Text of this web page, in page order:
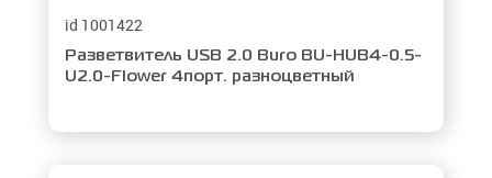
id 1001422
Разветвитель USB 2.0 Buro BU-HUB4-0.5-
U2.0-Flower 4порт. разноцветный